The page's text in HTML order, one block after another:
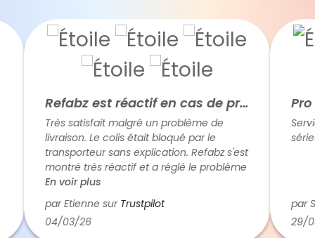
Refabz est réactif en cas de problème
Très satisfait malgré un problème de
livraison. Le colis était bloqué par le
transporteur sans explication. Refabz s'est
montré très réactif et a réglé le problème
rapidement. Cela fait plaisir de traiter
avec des humains plutôt qu'avec des
robots (c'est de plus en plus rare). Donc
cinq étoiles.
En voir plus
04/03/26
par Etienne surTrustpilot
Pro
29/
par